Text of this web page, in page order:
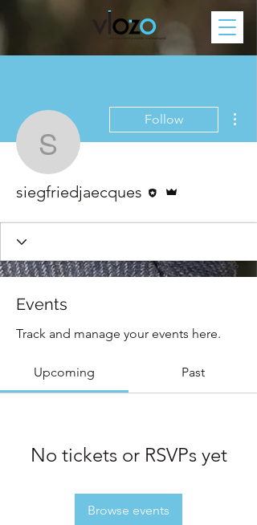
siegfriedjaecques
Follow
siegfriedjaecques
Events
Track and manage your events here.
Upcoming Past
No tickets or RSVPs yet
Browse events